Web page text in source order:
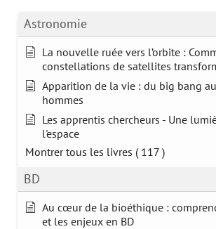
Astronomie
La nouvelle ruée vers l’orbite :
constellations de satellites
Apparition de la vie : du big bang
hommes
Les apprentis chercheurs - Une
l'espace
Montrer tous les livres ( 117 )
BD
Au cœur de la bioéthique :
et les enjeux en BD